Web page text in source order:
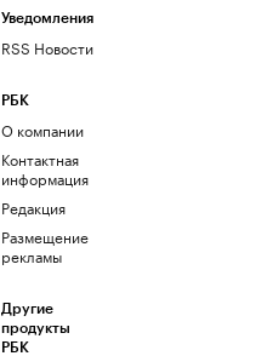
Уведомления
RSS Новости
РБК
О компании
Контактная
информация
Редакция
Размещение
рекламы
Другие
продукты
РБК